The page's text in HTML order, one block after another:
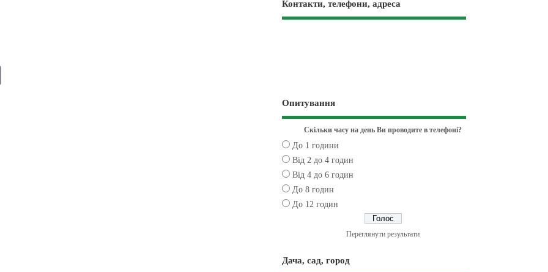
Контакти, телефони, адреса
Опитування
Скільки часу на день Ви проводите в телефоні?
До 1 години
Від 2 до 4 годин
Від 4 до 6 годин
До 8 годин
До 12 годин
Переглянути результати
Дача, сад, город